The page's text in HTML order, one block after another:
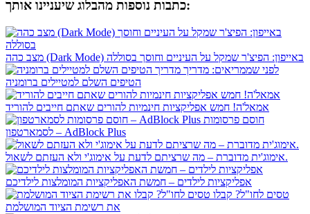
כתבות נוספות מהבלוג שיעניינו אותך:
מצב כהה (Dark Mode) באייפון: הפיצ'ר שמקל על העיניים וחוסך בסוללה
לפני שממריאים: מדריך
הטיפים השלם למטיילים ברומניה
אמאל'ה! חמש אפליקציות חינמיות להורים שאתם חייבים להוריד
חוסם פרסומות
לסמארטפון – AdBlock Plus
אימוג'ית מדוברת – מה שרציתם לדעת על אימוג'י ולא העזתם לשאול.
אפליקציות לילדים – חמשת האפליקציות המומלצות לילדיכם
טסים לחו"ל? קבלו
את רשימת הציוד המושלמת